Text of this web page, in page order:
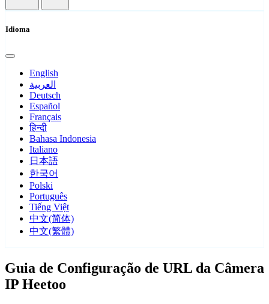
Idioma
English
العربية
Deutsch
Español
Français
हिन्दी
Bahasa Indonesia
Italiano
日本語
한국어
Polski
Português
Tiếng Việt
中文(简体)
中文(繁體)
Guia de Configuração de URL da Câmera
IP Heetoo